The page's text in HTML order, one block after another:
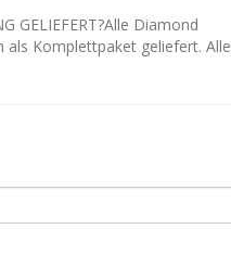
GELIEFERT?Alle Diamond
als Komplettpaket geliefert. Alle